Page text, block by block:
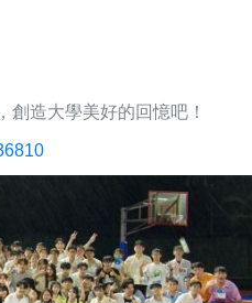
造大學美好的回憶吧！